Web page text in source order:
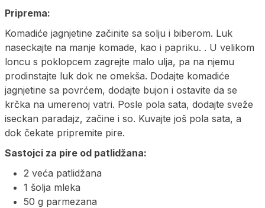
Priprema:
Komadiće jagnjetine začinite sa solju i biberom. Luk
naseckajte na manje komade, kao i papriku. . U velikom
loncu s poklopcem zagrejte malo ulja, pa na njemu
prodinstajte luk dok ne omekša. Dodajte komadiće
jagnjetine sa povrćem, dodajte bujon i ostavite da se
krčka na umerenoj vatri. Posle pola sata, dodajte sveže
iseckan paradajz, začine i so. Kuvajte još pola sata, a
dok čekate pripremite pire.
Sastojci za pire od patlidžana:
2 veća patlidžana
1 šolja mleka
50 g parmezana